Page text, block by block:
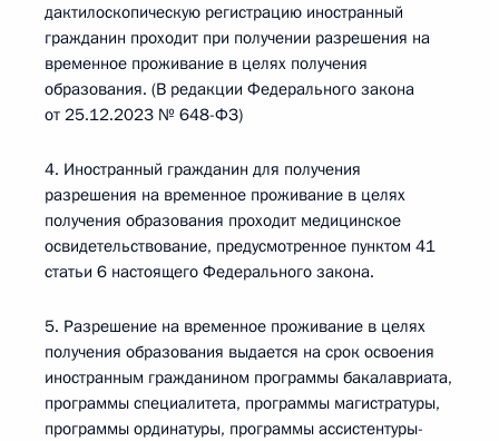
дактилоскопическую регистрацию иностранный
гражданин проходит при получении разрешения на
временное проживание в целях получения
образования. (В редакции Федерального закона
от 25.12.2023 № 648-ФЗ)
4. Иностранный гражданин для получения
разрешения на временное проживание в целях
получения образования проходит медицинское
освидетельствование, предусмотренное пунктом 41
статьи 6 настоящего Федерального закона.
5. Разрешение на временное проживание в целях
получения образования выдается на срок освоения
иностранным гражданином программы бакалавриата,
программы специалитета, программы магистратуры,
программы ординатуры, программы ассистентуры-